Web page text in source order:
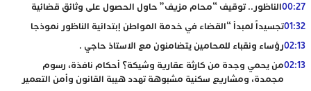
00:27الناظور.. توقيف “محام مزيف” حاول الحصول على وثائق قضائية
01:32تجسيداً لمبدأ “القضاء في خدمة المواطن إبتدائية الناظور نموذجا
02:13رؤساء ونقباء للمحامين يتضامنون مع الاستاذ حاجي .
02:13من يحمي وجدة من كارثة عقارية وشيكة؟ أحكام نافذة، رسوم
مجمدة، ومشاريع سكنية مشبوهة تهدد هيبة القانون وأمن التعمير